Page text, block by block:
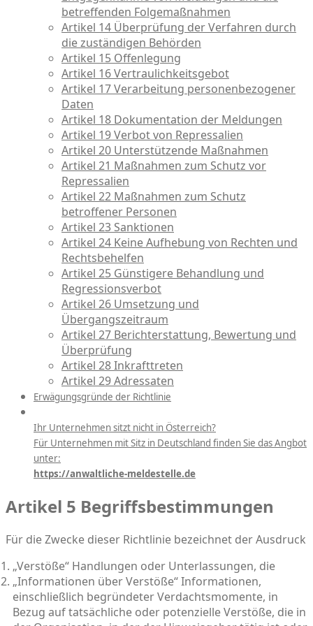
betreffenden Folgemaßnahmen
Artikel 14 Überprüfung der Verfahren durch
die zuständigen Behörden
Artikel 15 Offenlegung
Artikel 16 Vertraulichkeitsgebot
Artikel 17 Verarbeitung personenbezogener
Daten
Artikel 18 Dokumentation der Meldungen
Artikel 19 Verbot von Repressalien
Artikel 20 Unterstützende Maßnahmen
Artikel 21 Maßnahmen zum Schutz vor
Repressalien
Artikel 22 Maßnahmen zum Schutz
betroffener Personen
Artikel 23 Sanktionen
Artikel 24 Keine Aufhebung von Rechten und
Rechtsbehelfen
Artikel 25 Günstigere Behandlung und
Regressionsverbot
Artikel 26 Umsetzung und
Übergangszeitraum
Artikel 27 Berichterstattung, Bewertung und
Überprüfung
Artikel 28 Inkrafttreten
Artikel 29 Adressaten
Erwägungsgründe der Richtlinie
Ihr Unternehmen sitzt nicht in Österreich?
Für Unternehmen mit Sitz in Deutschland finden Sie das Angbot
unter:
https://anwaltliche-meldestelle.de
Artikel 5 Begriffsbestimmungen
Für die Zwecke dieser Richtlinie bezeichnet der Ausdruck
„Verstöße“ Handlungen oder Unterlassungen, die
„Informationen über Verstöße“ Informationen,
einschließlich begründeter Verdachtsmomente, in
Bezug auf tatsächliche oder potenzielle Verstöße, die in